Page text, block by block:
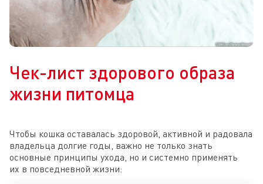
Чек-лист здорового образа
жизни питомца
Чтобы кошка оставалась здоровой, активной и радовала
владельца долгие годы, важно не только знать
основные принципы ухода, но и системно применять
их в повседневной жизни: